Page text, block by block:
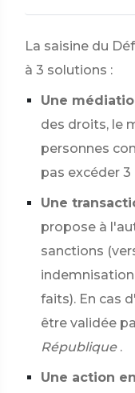
La saisine du
à 3 solutions :
Une
des droits, le
personnes
pas excéder 3
Une
propose à
sanctions
faits). En cas
être validée
République .
Une action